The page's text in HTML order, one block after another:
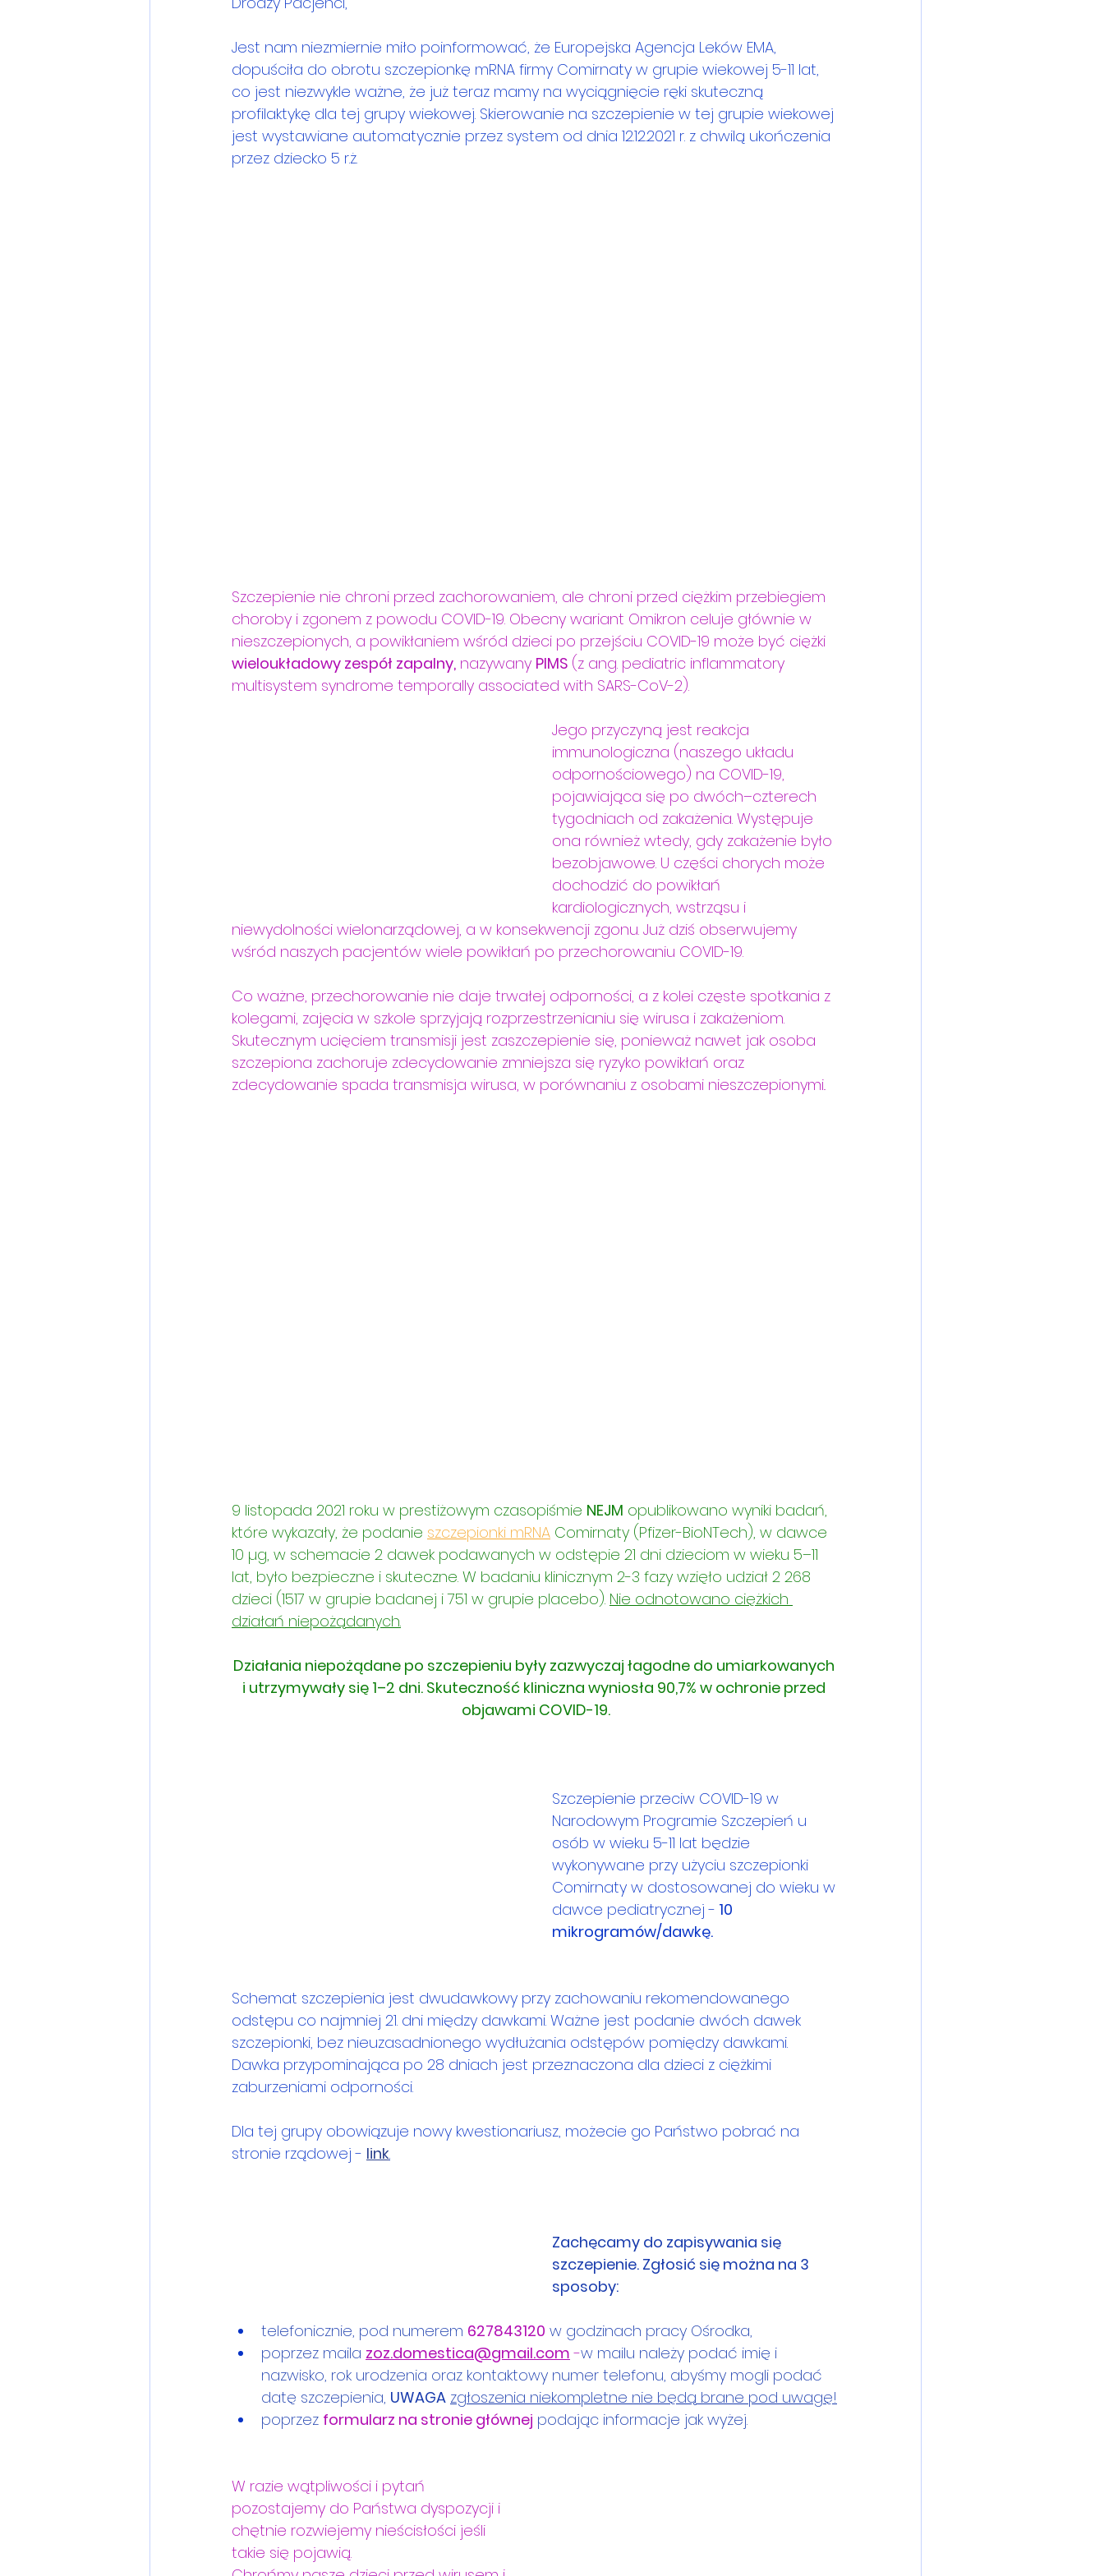
Jest nam niezmiernie miło poinformować, że Europejska Agencja Leków EMA,
dopuściła do obrotu szczepionkę mRNA firmy Comirnaty w grupie wiekowej 5-11 lat,
co jest niezwykle ważne, że już teraz mamy na wyciągnięcie ręki skuteczną
profilaktykę dla tej grupy wiekowej. Skierowanie na szczepienie w tej grupie wiekowej
jest wystawiane automatycznie przez system od dnia 12.12.2021 r. z chwilą ukończenia
przez dziecko 5 r.ż.
Szczepienie nie chroni przed zachorowaniem, ale chroni przed ciężkim przebiegiem
choroby i zgonem z powodu COVID-19. Obecny wariant Omikron celuje głównie w
nieszczepionych, a powikłaniem wśród dzieci po przejściu COVID-19 może być ciężki
wieloukładowy zespół zapalny, nazywany PIMS (z ang. pediatric inflammatory
multisystem syndrome temporally associated with SARS-CoV-2).
Jego przyczyną jest reakcja
immunologiczna (naszego układu
odpornościowego) na COVID-19,
pojawiająca się po dwóch–czterech
tygodniach od zakażenia. Występuje
ona również wtedy, gdy zakażenie było
bezobjawowe. U części chorych może
dochodzić do powikłań
kardiologicznych, wstrząsu i
niewydolności wielonarządowej, a w konsekwencji zgonu. Już dziś obserwujemy
wśród naszych pacjentów wiele powikłań po przechorowaniu COVID-19.
Co ważne, przechorowanie nie daje trwałej odporności, a z kolei częste spotkania z
kolegami, zajęcia w szkole sprzyjają rozprzestrzenianiu się wirusa i zakażeniom.
Skutecznym ucięciem transmisji jest zaszczepienie się, ponieważ nawet jak osoba
szczepiona zachoruje zdecydowanie zmniejsza się ryzyko powikłań oraz
zdecydowanie spada transmisja wirusa, w porównaniu z osobami nieszczepionymi..
9 listopada 2021 roku w prestiżowym czasopiśmie NEJM opublikowano wyniki badań,
które wykazały, że podanie szczepionki mRNA Comirnaty (Pfizer-BioNTech), w dawce
10 µg, w schemacie 2 dawek podawanych w odstępie 21 dni dzieciom w wieku 5–11
lat, było bezpieczne i skuteczne. W badaniu klinicznym 2-3 fazy wzięło udział 2 268
dzieci (1517 w grupie badanej i 751 w grupie placebo). Nie odnotowano ciężkich
działań niepożądanych.
Działania niepożądane po szczepieniu były zazwyczaj łagodne do umiarkowanych
i utrzymywały się 1–2 dni. Skuteczność kliniczna wyniosła 90,7% w ochronie przed
objawami COVID-19.
Szczepienie przeciw COVID-19 w
Narodowym Programie Szczepień u
osób w wieku 5-11 lat będzie
wykonywane przy użyciu szczepionki
Comirnaty w dostosowanej do wieku w
dawce pediatrycznej - 10
mikrogramów/dawkę.
Schemat szczepienia jest dwudawkowy przy zachowaniu rekomendowanego
odstępu co najmniej 21. dni między dawkami. Ważne jest podanie dwóch dawek
szczepionki, bez nieuzasadnionego wydłużania odstępów pomiędzy dawkami.
Dawka przypominająca po 28 dniach jest przeznaczona dla dzieci z ciężkimi
zaburzeniami odporności.
Dla tej grupy obowiązuje nowy kwestionariusz, możecie go Państwo pobrać na
stronie rządowej - link.
Zachęcamy do zapisywania się
szczepienie. Zgłosić się można na 3
sposoby:
telefonicznie, pod numerem 627843120 w godzinach pracy Ośrodka,
poprzez maila zoz.domestica@gmail.com -w mailu należy podać imię i
nazwisko, rok urodzenia oraz kontaktowy numer telefonu, abyśmy mogli podać
datę szczepienia, UWAGA zgłoszenia niekompletne nie będą brane pod uwagę!
poprzez formularz na stronie głównej podając informacje jak wyżej.
W razie wątpliwości i pytań
pozostajemy do Państwa dyspozycji i
chętnie rozwiejemy nieścisłości jeśli
takie się pojawią.